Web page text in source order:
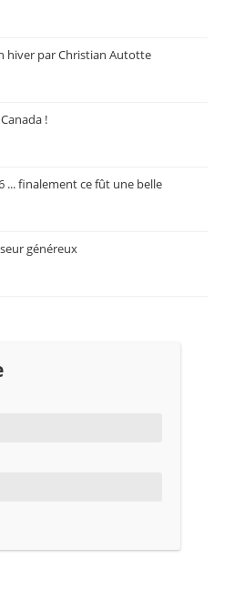
hiver par Christian Autotte
!
... finalement ce fût une belle
généreux